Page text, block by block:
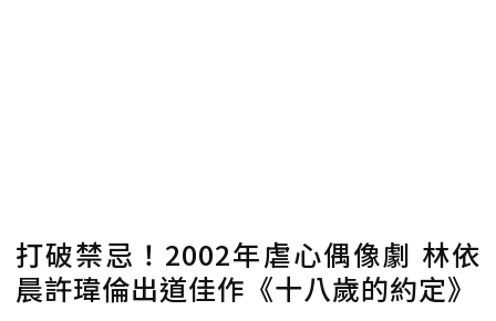
打破禁忌！2002年虐心偶像劇 林依
晨許瑋倫出道佳作《十八歲的約定》